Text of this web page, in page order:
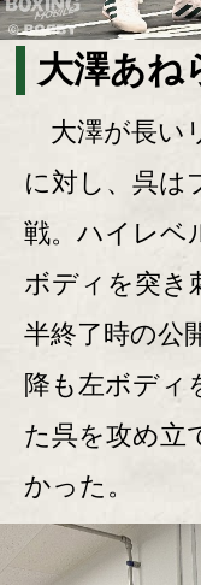
大澤あね
大澤が長い
に対し、呉は
戦。ハイレベ
ボディを突き
半終了時の公
降も左ボディ
た呉を攻め立
かった。